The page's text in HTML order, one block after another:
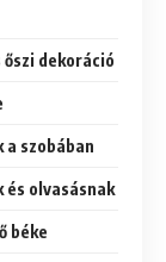
dekoráció
szobában
és olvasásnak
béke